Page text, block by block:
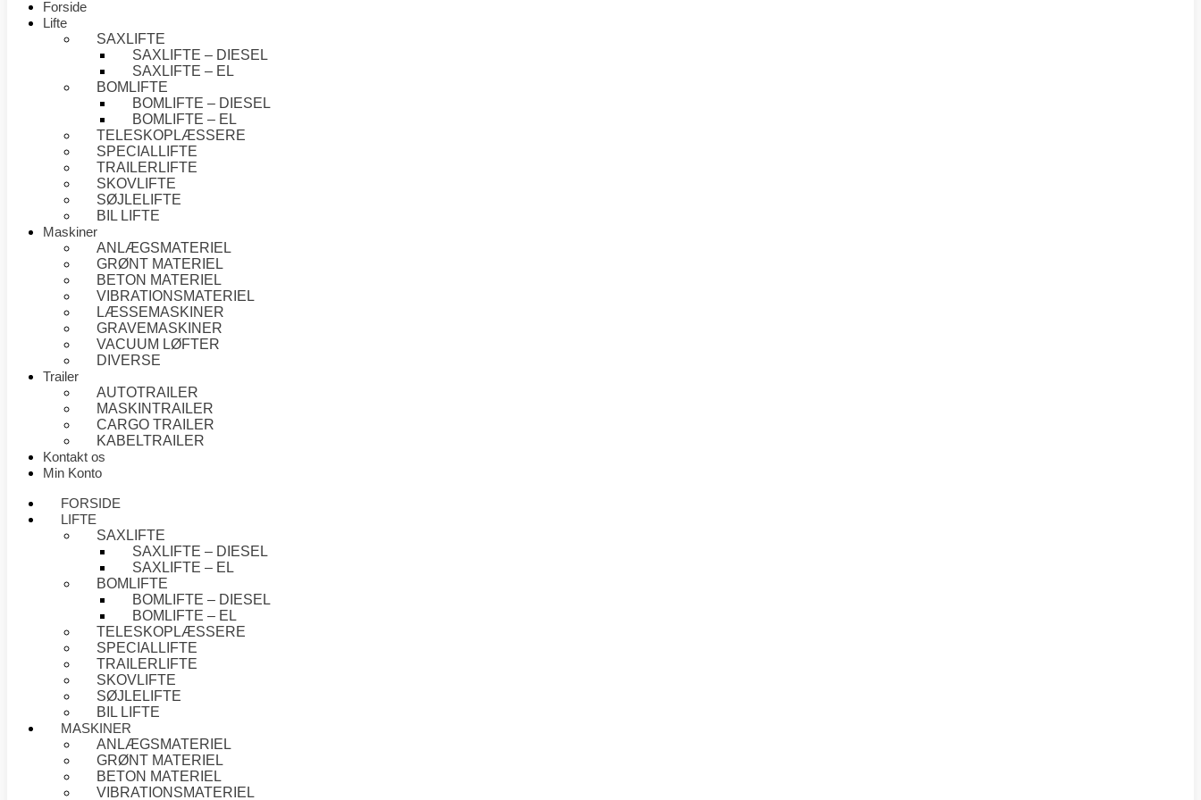
Forside
Lifte
SAXLIFTE
SAXLIFTE – DIESEL
SAXLIFTE – EL
BOMLIFTE
BOMLIFTE – DIESEL
BOMLIFTE – EL
TELESKOPLÆSSERE
SPECIALLIFTE
TRAILERLIFTE
SKOVLIFTE
SØJLELIFTE
BIL LIFTE
Maskiner
ANLÆGSMATERIEL
GRØNT MATERIEL
BETON MATERIEL
VIBRATIONSMATERIEL
LÆSSEMASKINER
GRAVEMASKINER
VACUUM LØFTER
DIVERSE
Trailer
AUTOTRAILER
MASKINTRAILER
CARGO TRAILER
KABELTRAILER
Kontakt os
Min Konto
FORSIDE
LIFTE
SAXLIFTE
SAXLIFTE – DIESEL
SAXLIFTE – EL
BOMLIFTE
BOMLIFTE – DIESEL
BOMLIFTE – EL
TELESKOPLÆSSERE
SPECIALLIFTE
TRAILERLIFTE
SKOVLIFTE
SØJLELIFTE
BIL LIFTE
MASKINER
ANLÆGSMATERIEL
GRØNT MATERIEL
BETON MATERIEL
VIBRATIONSMATERIEL